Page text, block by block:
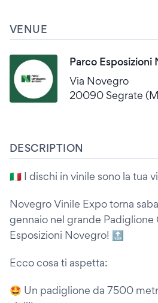
VENUE
Parco Esposizioni
Via Novegro
20090 Segrate
DESCRIPTION
🇮🇹 I dischi in vinile sono la tua
Novegro Vinile Expo torna
gennaio nel grande Padiglione
Esposizioni Novegro! 🔝
Ecco cosa ti aspetta:
🤩 Un padiglione da 7500